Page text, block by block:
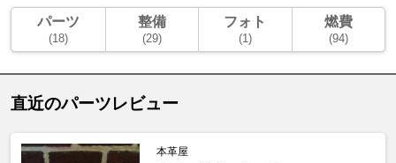
パーツ
(18)
整備
(29)
フォト
(1)
燃費
(94)
直近のパーツレビュー
本革屋